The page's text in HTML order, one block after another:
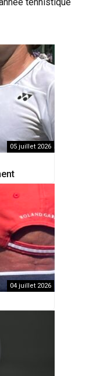
05 juillet 2026
04 juillet 2026